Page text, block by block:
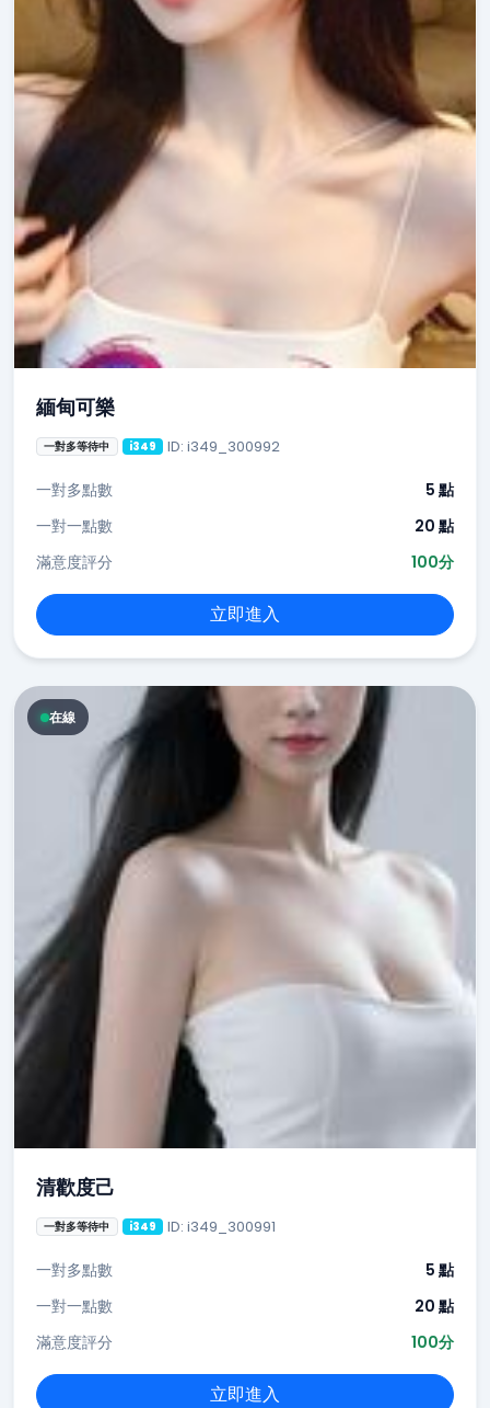
緬甸可樂
一對多等待中 i349 ID: i349_300992
一對多點數
5 點
一對一點數
20 點
滿意度評分
100分
立即進入
在線
清歡度己
一對多等待中 i349 ID: i349_300991
一對多點數
5 點
一對一點數
20 點
滿意度評分
100分
立即進入